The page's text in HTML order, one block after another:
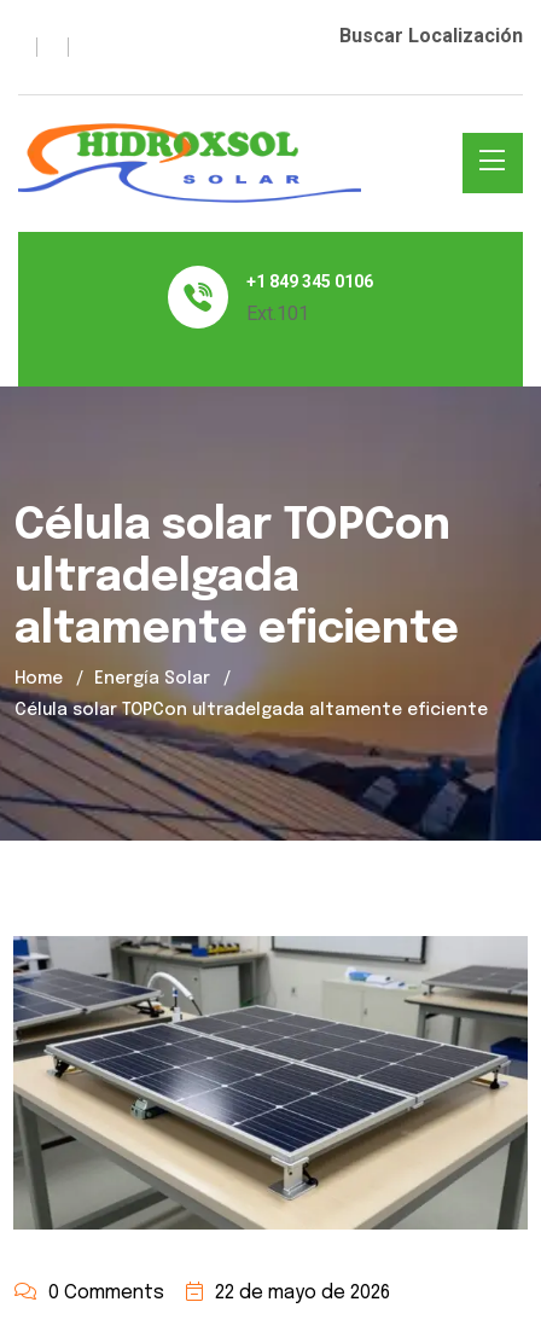
Buscar Localización
+1 849 345 0106
Ext.101
Célula solar TOPCon
ultradelgada
altamente eficiente
Home
Energía Solar
Célula solar TOPCon ultradelgada altamente eficiente
0 Comments 22 de mayo de 2026